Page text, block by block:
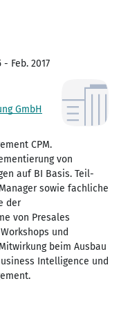
Feb. 2017
GmbH
CPM.
von
auf BI Basis. Teil-
sowie fachliche
der
von Presales
und
beim Ausbau
Intelligence und